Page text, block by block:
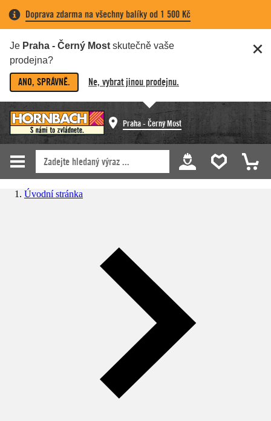
Doprava zdarma na všechny balíky od 1 500 Kč
Je Praha - Černý Most skutečně vaše
prodejna?
ANO, SPRÁVNĚ. Ne, vybrat jinou prodejnu.
Praha - Černý Most
Úvodní stránka